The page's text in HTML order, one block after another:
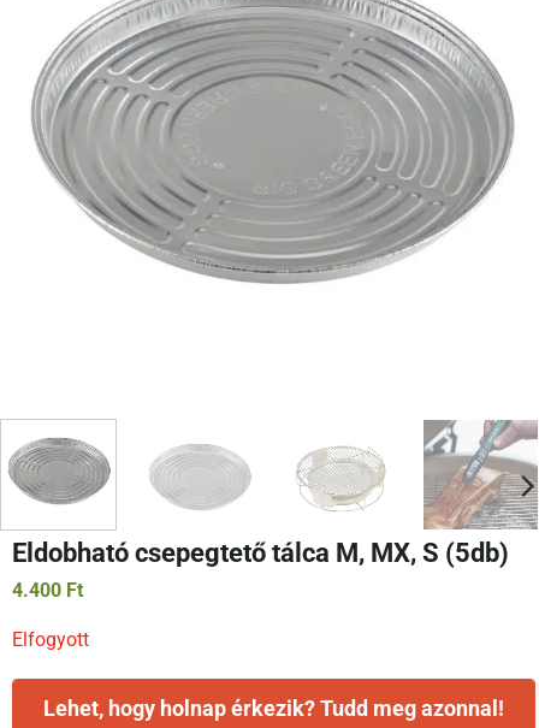
Eldobható csepegtető tálca M, MX, S (5db)
4.400 Ft
Elfogyott
Lehet, hogy holnap érkezik? Tudd meg azonnal!